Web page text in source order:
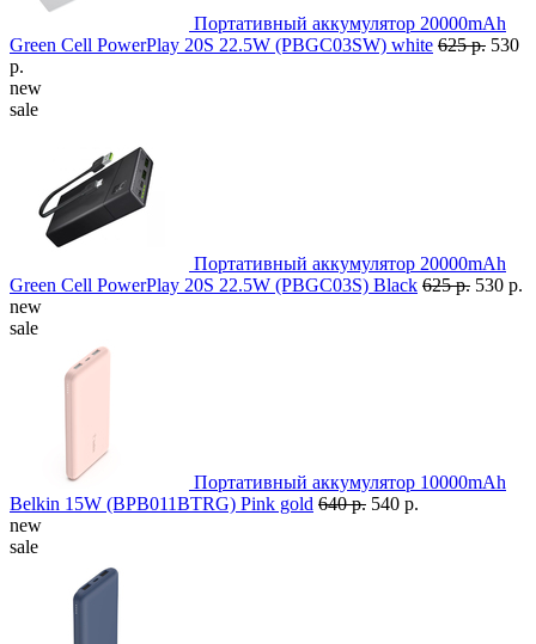
Портативный аккумулятор 20000mAh
Green Cell PowerPlay 20S 22.5W (PBGC03SW) white 625 р. 530
р.
new
sale
Портативный аккумулятор 20000mAh
Green Cell PowerPlay 20S 22.5W (PBGC03S) Black 625 р. 530 р.
new
sale
Портативный аккумулятор 10000mAh
Belkin 15W (BPB011BTRG) Pink gold 640 р. 540 р.
new
sale